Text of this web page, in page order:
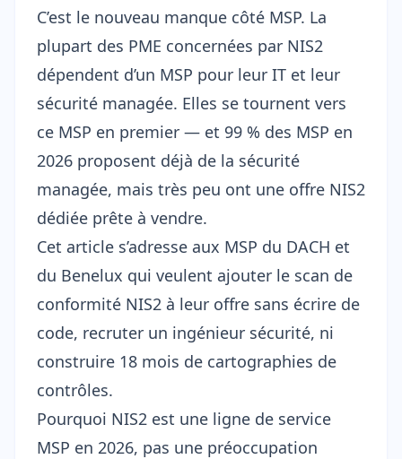
C’est le nouveau manque côté MSP. La
plupart des PME concernées par NIS2
dépendent d’un MSP pour leur IT et leur
sécurité managée. Elles se tournent vers
ce MSP en premier — et 99 % des MSP en
2026 proposent déjà de la sécurité
managée, mais très peu ont une offre NIS2
dédiée prête à vendre.
Cet article s’adresse aux MSP du DACH et
du Benelux qui veulent ajouter le scan de
conformité NIS2 à leur offre sans écrire de
code, recruter un ingénieur sécurité, ni
construire 18 mois de cartographies de
contrôles.
Pourquoi NIS2 est une ligne de service
MSP en 2026, pas une préoccupation